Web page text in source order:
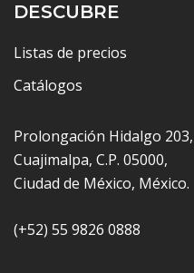
DESCUBRE
Listas de precios
Catálogos
Prolongación Hidalgo 203,
Cuajimalpa, C.P. 05000,
Ciudad de México, México.
(+52) 55 9826 0888